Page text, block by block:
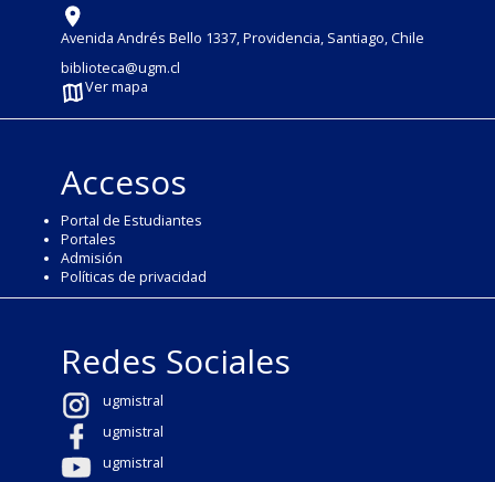
Avenida Andrés Bello 1337, Providencia, Santiago, Chile
biblioteca@ugm.cl
Ver mapa
Accesos
Portal de Estudiantes
Portales
Admisión
Políticas de privacidad
Redes Sociales
ugmistral
ugmistral
ugmistral